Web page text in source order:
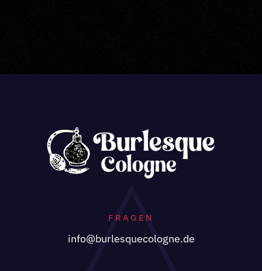
FRAGEN
info@burlesquecologne.de